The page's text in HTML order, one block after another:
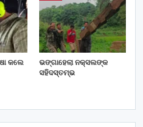
କଲେ
ଭଙ୍ଗାହେଲା ନକ୍ସଲଙ୍କ
ସହିଦସ୍ତମ୍ଭ